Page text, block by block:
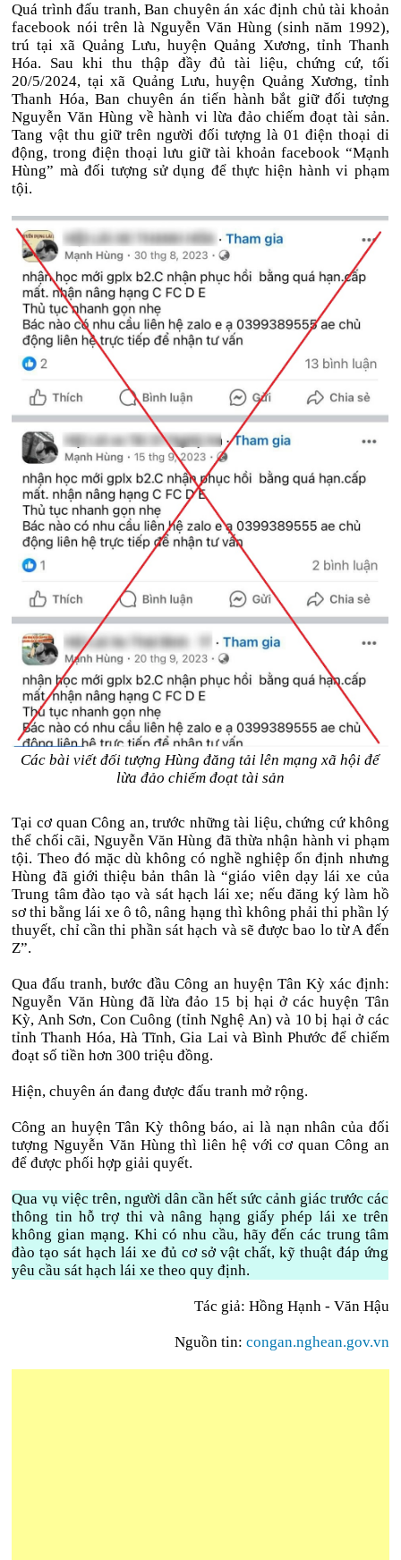
Quá trình đấu tranh, Ban chuyên án xác định chủ tài khoản
facebook nói trên là Nguyễn Văn Hùng (sinh năm 1992),
trú tại xã Quảng Lưu, huyện Quảng Xương, tỉnh Thanh
Hóa. Sau khi thu thập đầy đủ tài liệu, chứng cứ, tối
20/5/2024, tại xã Quảng Lưu, huyện Quảng Xương, tỉnh
Thanh Hóa, Ban chuyên án tiến hành bắt giữ đối tượng
Nguyễn Văn Hùng về hành vi lừa đảo chiếm đoạt tài sản.
Tang vật thu giữ trên người đối tượng là 01 điện thoại di
động, trong điện thoại lưu giữ tài khoản facebook “Mạnh
Hùng” mà đối tượng sử dụng để thực hiện hành vi phạm
tội.
Các bài viết đối tượng Hùng đăng tải lên mạng xã hội để
lừa đảo chiếm đoạt tài sản
Tại cơ quan Công an, trước những tài liệu, chứng cứ không
thể chối cãi, Nguyễn Văn Hùng đã thừa nhận hành vi phạm
tội. Theo đó mặc dù không có nghề nghiệp ổn định nhưng
Hùng đã giới thiệu bản thân là “giáo viên dạy lái xe của
Trung tâm đào tạo và sát hạch lái xe; nếu đăng ký làm hồ
sơ thi bằng lái xe ô tô, nâng hạng thì không phải thi phần lý
thuyết, chỉ cần thi phần sát hạch và sẽ được bao lo từ A đến
Z”.
Qua đấu tranh, bước đầu Công an huyện Tân Kỳ xác định:
Nguyễn Văn Hùng đã lừa đảo 15 bị hại ở các huyện Tân
Kỳ, Anh Sơn, Con Cuông (tỉnh Nghệ An) và 10 bị hại ở các
tỉnh Thanh Hóa, Hà Tĩnh, Gia Lai và Bình Phước để chiếm
đoạt số tiền hơn 300 triệu đồng.
Hiện, chuyên án đang được đấu tranh mở rộng.
Công an huyện Tân Kỳ thông báo, ai là nạn nhân của đối
tượng Nguyễn Văn Hùng thì liên hệ với cơ quan Công an
để được phối hợp giải quyết.
Qua vụ việc trên, người dân cần hết sức cảnh giác trước các
thông tin hỗ trợ thi và nâng hạng giấy phép lái xe trên
không gian mạng. Khi có nhu cầu, hãy đến các trung tâm
đào tạo sát hạch lái xe đủ cơ sở vật chất, kỹ thuật đáp ứng
yêu cầu sát hạch lái xe theo quy định.
Tác giả: Hồng Hạnh - Văn Hậu
Nguồn tin: congan.nghean.gov.vn